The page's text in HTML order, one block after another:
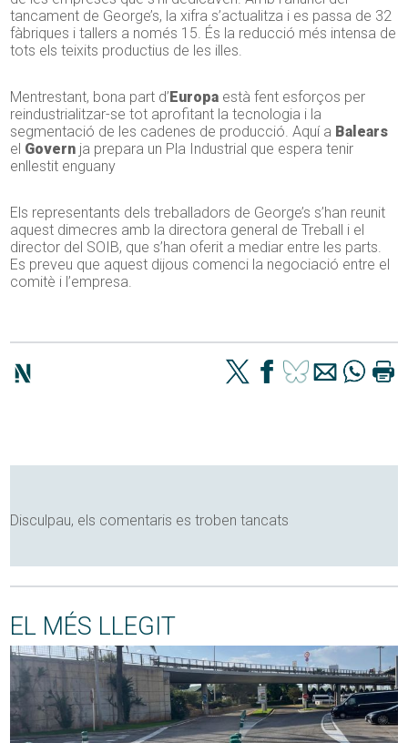
tancament de George’s, la xifra s’actualitza i es passa de 32
fàbriques i tallers a només 15. És la reducció més intensa de
tots els teixits productius de les illes.
Mentrestant, bona part d’Europa està fent esforços per
reindustrialitzar-se tot aprofitant la tecnologia i la
segmentació de les cadenes de producció. Aquí a Balears
el Govern ja prepara un Pla Industrial que espera tenir
enllestit enguany
Els representants dels treballadors de George’s s’han reunit
aquest dimecres amb la directora general de Treball i el
director del SOIB, que s’han oferit a mediar entre les parts.
Es preveu que aquest dijous comenci la negociació entre el
comitè i l’empresa.
Disculpau, els comentaris es troben tancats
EL MÉS LLEGIT